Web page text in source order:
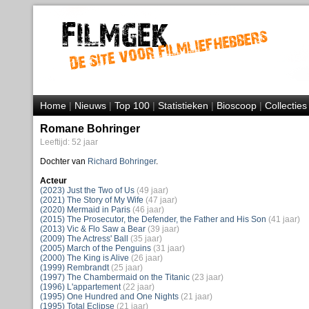
Home|Nieuws|Top 100|Statistieken|Bioscoop|Collecties
Romane Bohringer
Leeftijd: 52 jaar
Dochter van Richard Bohringer.
Acteur
(2023) Just the Two of Us (49 jaar)
(2021) The Story of My Wife (47 jaar)
(2020) Mermaid in Paris (46 jaar)
(2015) The Prosecutor, the Defender, the Father and His Son (41 jaar)
(2013) Vic & Flo Saw a Bear (39 jaar)
(2009) The Actress' Ball
(35 jaar)
(2005) March of the Penguins (31 jaar)
(2000) The King is Alive (26 jaar)
(1999) Rembrandt (25 jaar)
(1997) The Chambermaid on the Titanic (23 jaar)
(1996) L'appartement (22 jaar)
(1995) One Hundred and One Nights (21 jaar)
(1995) Total Eclipse (21 jaar)